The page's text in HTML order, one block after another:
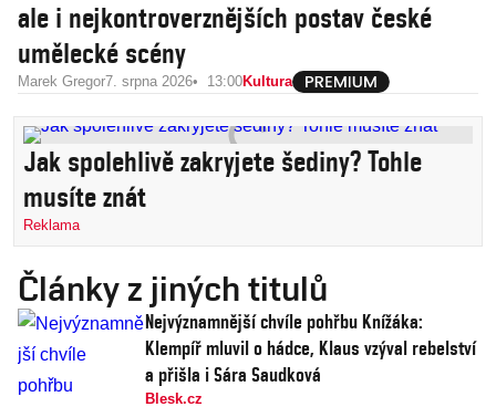
ale i nejkontroverznějších postav české
umělecké scény
Marek Gregor7. srpna 2026 13:00Kultura
Jak spolehlivě zakryjete šediny? Tohle
musíte znát
Reklama
Články z jiných titulů
Nejvýznamnější chvíle pohřbu Knížáka:
Klempíř mluvil o hádce, Klaus vzýval rebelství
a přišla i Sára Saudková
Blesk.cz